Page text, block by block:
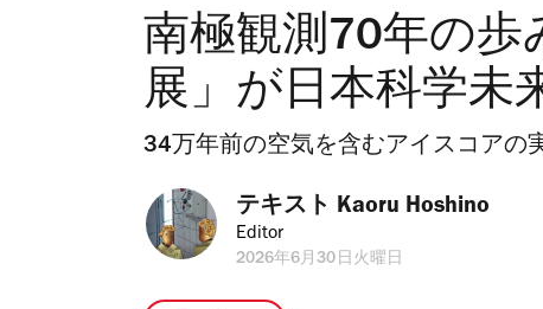
南極観測70年の歩
展」が日本科学未
34万年前の空気を含むアイスコアの
テキスト Kaoru Hoshino
Editor
2026年6月30日火曜日